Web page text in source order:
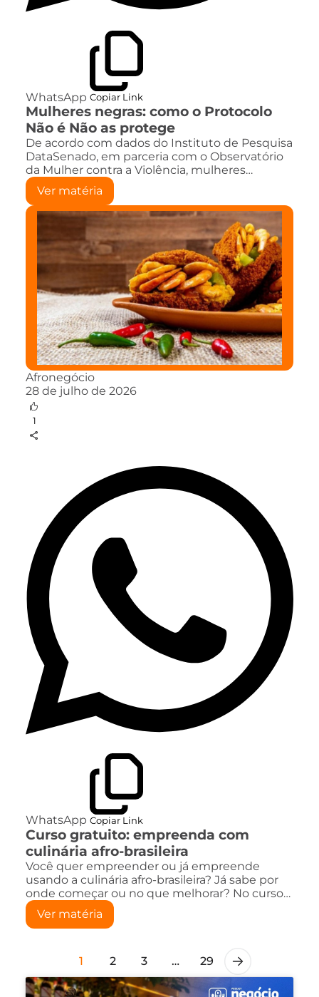
WhatsApp Copiar Link
Mulheres negras: como o Protocolo
Não é Não as protege
De acordo com dados do Instituto de Pesquisa
DataSenado, em parceria com o Observatório
da Mulher contra a Violência, mulheres…
Ver matéria
Afronegócio
28 de julho de 2026
1
WhatsApp Copiar Link
Curso gratuito: empreenda com
culinária afro-brasileira
Você quer empreender ou já empreende
usando a culinária afro-brasileira? Já sabe por
onde começar ou no que melhorar? No curso…
Ver matéria
1 2 3 … 29